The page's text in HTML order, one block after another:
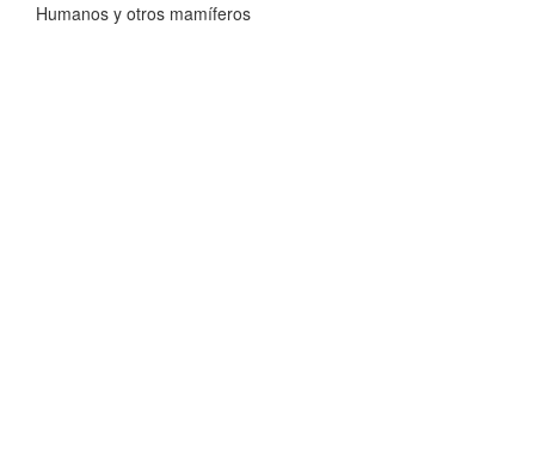
Humanos y otros mamíferos